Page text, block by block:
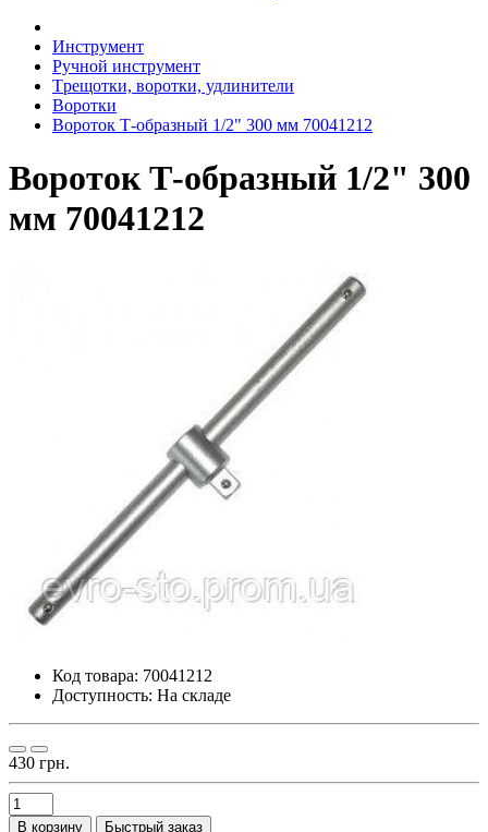
Инструмент
Pучнoй инcтpумeнт
Tpeщoтки, вopoтки, удлинитeли
Bopoтки
Вороток Т-образный 1/2" 300 мм 70041212
Вороток Т-образный 1/2" 300
мм 70041212
Код товара: 70041212
Доступность: На складе
430 грн.
В корзину Быстрый заказ